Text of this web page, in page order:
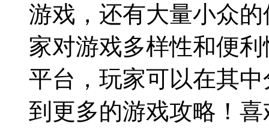
游戏，还有大量小众
家对游戏多样性和便
平台，玩家可以在其
到更多的游戏攻略！